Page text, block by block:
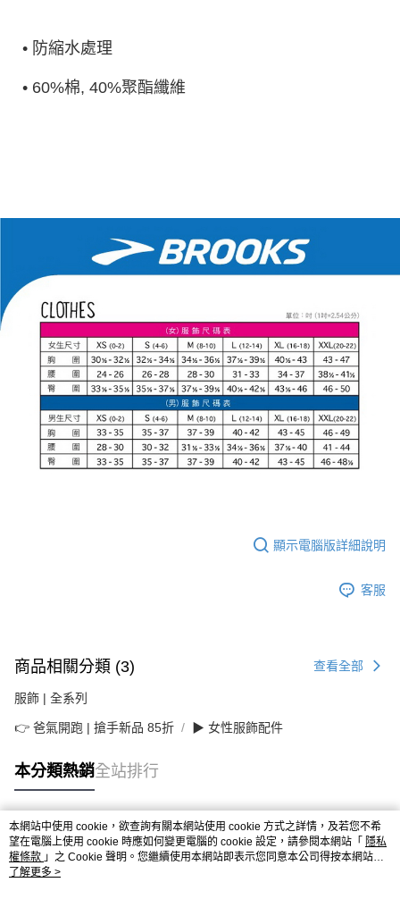
• 防縮水處理
• 60%棉, 40%聚酯纖維
顯示電腦版詳細說明
客服
商品相關分類 (3) 查看全部
服飾 | 全系列
👉 爸氣開跑 | 搶手新品 85折 ▶ 女性服飾配件
本分類熱銷全站排行
熱門標籤
本網站中使用 cookie，欲查詢有關本網站使用 cookie 方式之詳情，及若您不希
望在電腦上使用 cookie 時應如何變更電腦的 cookie 設定，請參閱本網站「 隱私
權條款 」之 Cookie 聲明。您繼續使用本網站即表示您同意本公司得按本網站使
用條款之 Cookie 聲明使用 cookie。
了解更多 >